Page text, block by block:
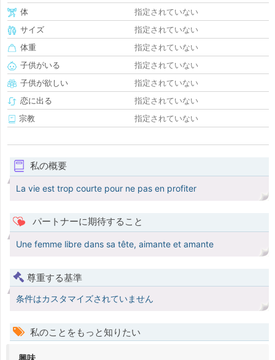
体
指定されていない
サイズ
指定されていない
体重
指定されていない
子供がいる
指定されていない
子供が欲しい
指定されていない
恋に出る
指定されていない
宗教
指定されていない
私の概要
La vie est trop courte pour ne pas en profiter
パートナーに期待すること
Une femme libre dans sa tête, aimante et amante
尊重する基準
条件はカスタマイズされていません
私のことをもっと知りたい